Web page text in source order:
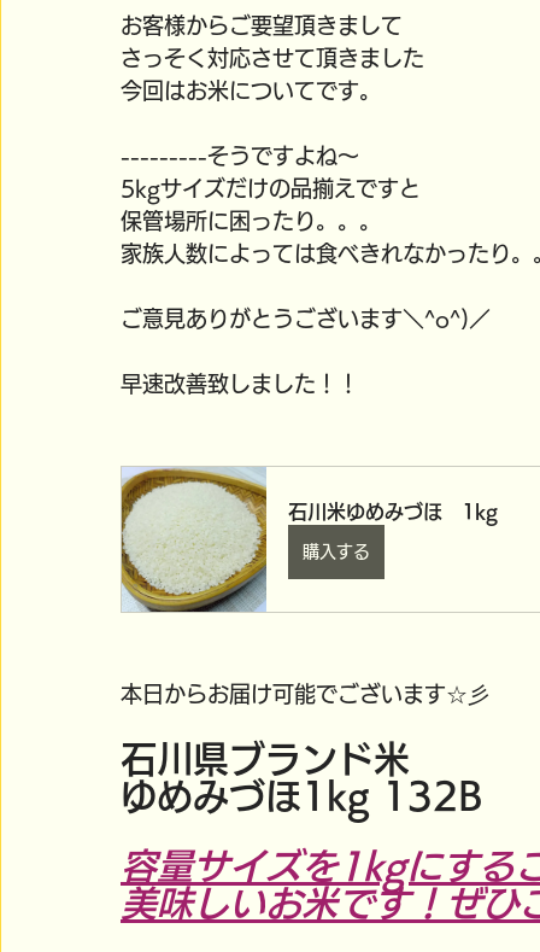
お客様からご要望頂きまして
さっそく対応させて頂きました
今回はお米についてです。
---------そうですよね～
5kgサイズだけの品揃えですと
保管場所に困ったり。。。
家族人数によっては食べきれなかったり。
ご意見ありがとうございます＼^o^)／
早速改善致しました！！
石川米ゆめみづほ　1kg
購入する
本日からお届け可能でございます☆彡
石川県ブランド米
ゆめみづほ1kg 132B
容量サイズを1kgにする
美味しいお米です！ぜ